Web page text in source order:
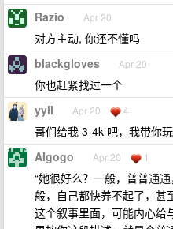
Razio Apr 20
对方主动, 你还不懂吗
blackgloves Apr 20
你也赶紧找过一个
yyll Apr 20 4
哥们给我 3-4k 吧，我带你玩
AIgogo Apr 20 1
“她很好么？一般，普普通
般，自己都快养不起了，甚
这个叙事里面，可能内心给